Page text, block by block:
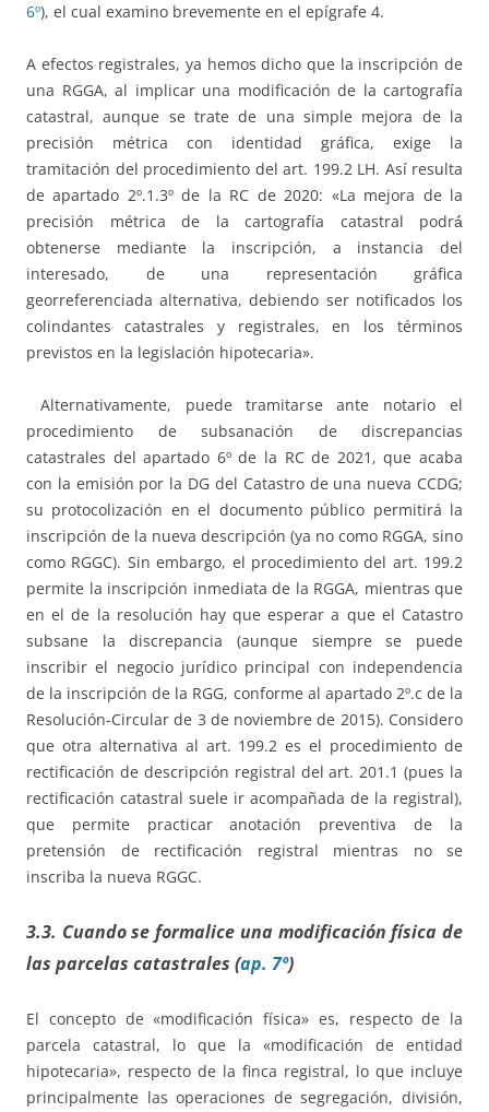
6º), el cual examino brevemente en el epígrafe 4.
A efectos registrales, ya hemos dicho que la inscripción de
una RGGA, al implicar una modificación de la cartografía
catastral, aunque se trate de una simple mejora de la
precisión métrica con identidad gráfica, exige la
tramitación del procedimiento del art. 199.2 LH. Así resulta
de apartado 2º.1.3º de la RC de 2020: «La mejora de la
precisión métrica de la cartografía catastral podrá́
obtenerse mediante la inscripción, a instancia del
interesado, de una representación gráfica
georreferenciada alternativa, debiendo ser notificados los
colindantes catastrales y registrales, en los términos
previstos en la legislación hipotecaria».
Alternativamente, puede tramitarse ante notario el
procedimiento de subsanación de discrepancias
catastrales del apartado 6º de la RC de 2021, que acaba
con la emisión por la DG del Catastro de una nueva CCDG;
su protocolización en el documento público permitirá la
inscripción de la nueva descripción (ya no como RGGA, sino
como RGGC). Sin embargo, el procedimiento del art. 199.2
permite la inscripción inmediata de la RGGA, mientras que
en el de la resolución hay que esperar a que el Catastro
subsane la discrepancia (aunque siempre se puede
inscribir el negocio jurídico principal con independencia
de la inscripción de la RGG, conforme al apartado 2º.c de la
Resolución-Circular de 3 de noviembre de 2015). Considero
que otra alternativa al art. 199.2 es el procedimiento de
rectificación de descripción registral del art. 201.1 (pues la
rectificación catastral suele ir acompañada de la registral),
que permite practicar anotación preventiva de la
pretensión de rectificación registral mientras no se
inscriba la nueva RGGC.
3.3. Cuando se formalice una modificación física de
las parcelas catastrales (ap. 7º)
El concepto de «modificación física» es, respecto de la
parcela catastral, lo que la «modificación de entidad
hipotecaria», respecto de la finca registral, lo que incluye
principalmente las operaciones de segregación, división,